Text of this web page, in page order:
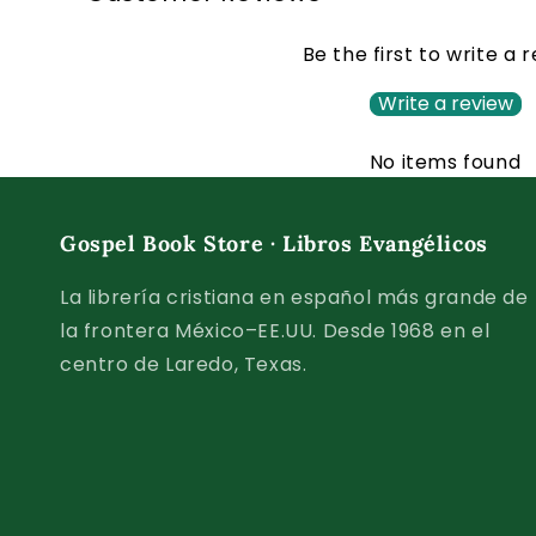
Be the first to write a
Write a review
No items found
Gospel Book Store · Libros Evangélicos
La librería cristiana en español más grande de
la frontera México–EE.UU. Desde 1968 en el
centro de Laredo, Texas.